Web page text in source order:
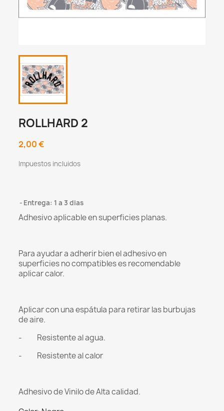
ROLLHARD 2
2,00 €
Impuestos incluidos
Entrega: 1 a 3 dias
Adhesivo aplicable en superficies planas.
Para ayudar a adherir bien el adhesivo en
superficies no compatibles es recomendable
aplicar calor.
Aplicar con una espátula para retirar las burbujas
de aire.
- Resistente al agua.
- Resistente al calor
Adhesivo de Vinilo de Alta calidad.